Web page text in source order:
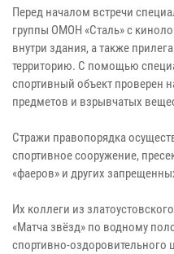
Перед началом встречи
группы ОМОН «Сталь» с
внутри здания, а также
территорию. С помощью
спортивный объект проверен
предметов и взрывчатых
Стражи правопорядка
спортивное сооружение,
«фаеров» и других
Их коллеги из
«Матча звёзд» по водному
спортивно-оздоровительного